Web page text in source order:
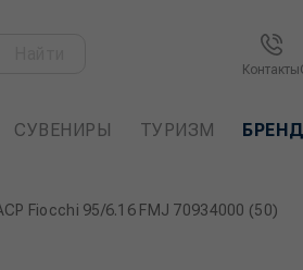
Контакты
СУВЕНИРЫ ТУРИЗМ
Fiocchi 95/6.16 FMJ 70934000 (50)